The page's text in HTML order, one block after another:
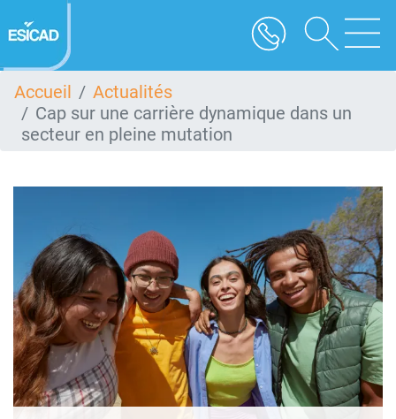
au
contenu
Accueil
Actualités
Cap sur une carrière dynamique dans un
secteur en pleine mutation